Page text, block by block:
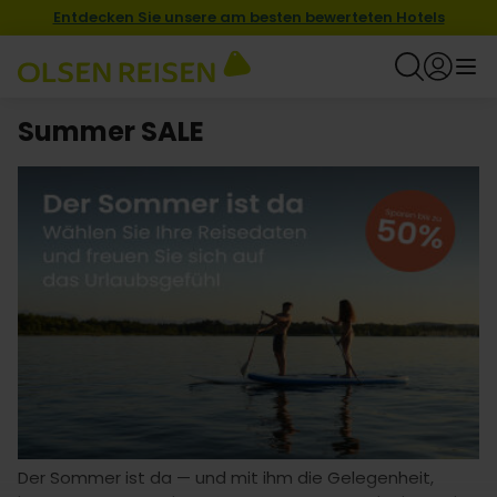
Entdecken Sie unsere am besten bewerteten Hotels
Summer SALE
Der Sommer ist da — und mit ihm die Gelegenheit,